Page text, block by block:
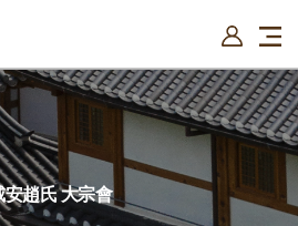
관유래
윤공사적
安趙氏 大宗會